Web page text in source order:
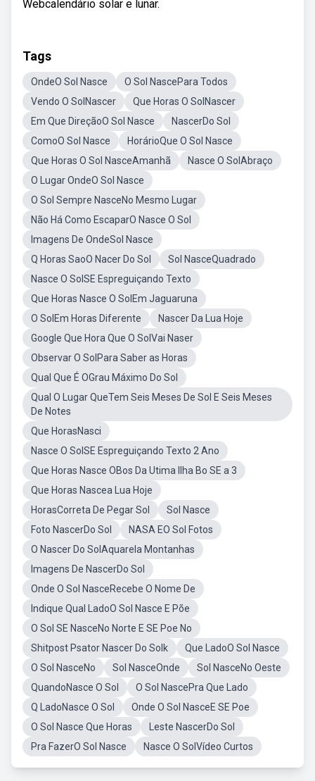
Webcalendário solar e lunar.
Tags
OndeO Sol Nasce
O Sol NascePara Todos
Vendo O SolNascer
Que Horas O SolNascer
Em Que DireçãoO Sol Nasce
NascerDo Sol
ComoO Sol Nasce
HorárioQue O Sol Nasce
Que Horas O Sol NasceAmanhã
Nasce O SolAbraço
O Lugar OndeO Sol Nasce
O Sol Sempre NasceNo Mesmo Lugar
Não Há Como EscaparO Nasce O Sol
Imagens De OndeSol Nasce
Q Horas SaoO Nacer Do Sol
Sol NasceQuadrado
Nasce O SolSE Espreguiçando Texto
Que Horas Nasce O SolEm Jaguaruna
O SolEm Horas Diferente
Nascer Da Lua Hoje
Google Que Hora Que O SolVai Naser
Observar O SolPara Saber as Horas
Qual Que É OGrau Máximo Do Sol
Qual O Lugar QueTem Seis Meses De Sol E Seis Meses
De Notes
Que HorasNasci
Nasce O SolSE Espreguiçando Texto 2 Ano
Que Horas Nasce OBos Da Utima Ilha Bo SE a 3
Que Horas Nascea Lua Hoje
HorasCorreta De Pegar Sol
Sol Nasce
Foto NascerDo Sol
NASA EO Sol Fotos
O Nascer Do SolAquarela Montanhas
Imagens De NascerDo Sol
Onde O Sol NasceRecebe O Nome De
Indique Qual LadoO Sol Nasce E Põe
O Sol SE NasceNo Norte E SE Poe No
Shitpost Psator Nascer Do Solk
Que LadoO Sol Nasce
O Sol NasceNo
Sol NasceOnde
Sol NasceNo Oeste
QuandoNasce O Sol
O Sol NascePra Que Lado
Q LadoNasce O Sol
Onde O Sol NasceE SE Poe
O Sol Nasce Que Horas
Leste NascerDo Sol
Pra FazerO Sol Nasce
Nasce O SolVídeo Curtos